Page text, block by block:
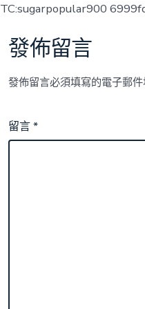
TC:sugarpopular900
發佈留言
發佈留言必須填寫的電子郵件
留言*